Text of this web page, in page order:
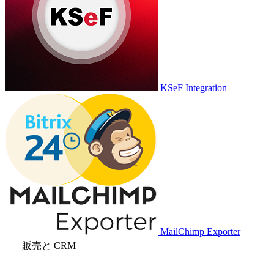
KSeF Integration
MailChimp Exporter
販売と CRM